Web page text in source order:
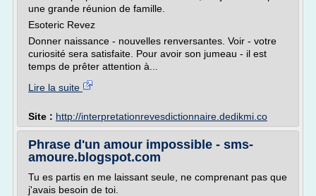
une grande réunion de famille.
Esoteric Revez
Donner naissance - nouvelles renversantes. Voir - votre
curiosité sera satisfaite. Pour avoir son jumeau - il est
temps de prêter attention à...
Lire la suite
Site : http://interpretationrevesdictionnaire.dedikmi.co
Phrase d'un amour impossible - sms-
amoure.blogspot.com
Tu es partis en me laissant seule, ne comprenant pas que
j'avais besoin de toi.